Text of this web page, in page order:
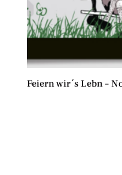
Feiern wir´s Lebn –